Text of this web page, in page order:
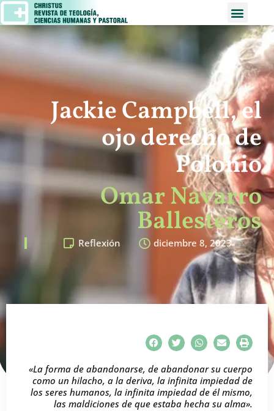
Jackie Campbell, el
ojo derecho de
Polonio
Omar Navarro
Ballesteros
Reflexión diciembre 8, 2023
«La forma de abandonarse, de abandonar su cuerpo
como un hilacho, a la deriva, la infinita impiedad de
los seres humanos, la infinita impiedad de él mismo,
las maldiciones de que estaba hecha su alma».